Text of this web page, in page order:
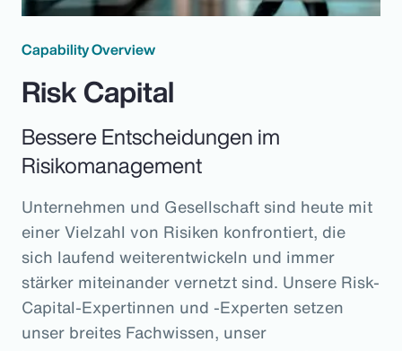
Capability Overview
Risk Capital
Bessere Entscheidungen im
Risikomanagement
Unternehmen und Gesellschaft sind heute mit
einer Vielzahl von Risiken konfrontiert, die
sich laufend weiterentwickeln und immer
stärker miteinander vernetzt sind. Unsere Risk-
Capital-Expertinnen und -Experten setzen
unser breites Fachwissen, unser